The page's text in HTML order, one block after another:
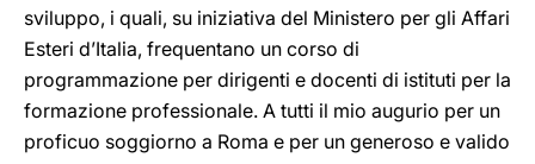
sviluppo, i quali, su iniziativa del Ministero per gli Affari
Esteri d’Italia, frequentano un corso di
programmazione per dirigenti e docenti di istituti per la
formazione professionale. A tutti il mio augurio per un
proficuo soggiorno a Roma e per un generoso e valido